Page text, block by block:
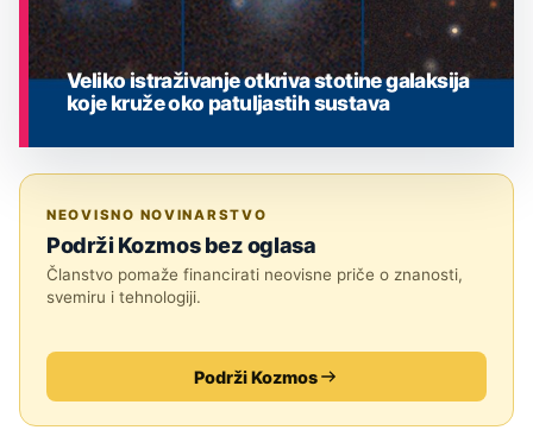
Veliko istraživanje otkriva stotine galaksija
koje kruže oko patuljastih sustava
NEOVISNO NOVINARSTVO
Podrži Kozmos bez oglasa
Članstvo pomaže financirati neovisne priče o znanosti,
svemiru i tehnologiji.
Podrži Kozmos